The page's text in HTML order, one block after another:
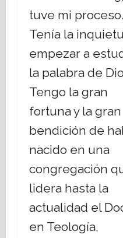
tuve mi proceso.
Tenía la
empezar a
la palabra de
Tengo la gran
fortuna y la gran
bendición de
nacido en una
congregación
lidera hasta la
actualidad el
en Teología,